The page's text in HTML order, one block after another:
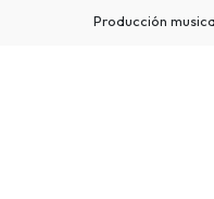
Producción